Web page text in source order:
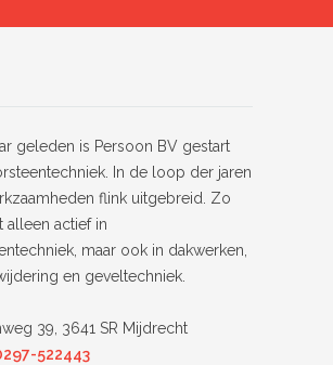
geleden is Persoon BV gestart
In de loop der jaren
flink uitgebreid. Zo
alleen actief in
maar ook in dakwerken,
en geveltechniek.
39, 3641 SR Mijdrecht
522443